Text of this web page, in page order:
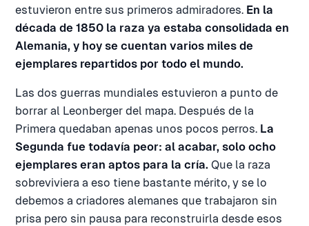
estuvieron entre sus primeros admiradores. En la
década de 1850 la raza ya estaba consolidada en
Alemania, y hoy se cuentan varios miles de
ejemplares repartidos por todo el mundo.
Las dos guerras mundiales estuvieron a punto de
borrar al Leonberger del mapa. Después de la
Primera quedaban apenas unos pocos perros. La
Segunda fue todavía peor: al acabar, solo ocho
ejemplares eran aptos para la cría. Que la raza
sobreviviera a eso tiene bastante mérito, y se lo
debemos a criadores alemanes que trabajaron sin
prisa pero sin pausa para reconstruirla desde esos